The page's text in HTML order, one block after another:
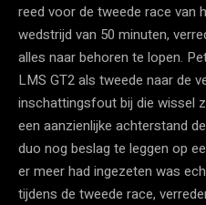
reed voor de tweede race van
wedstrijd van 50 minuten,
alles naar behoren te lopen.
LMS GT2 als tweede naar de
inschattingsfout bij die wissel
een aanzienlijke achterstand
duo nog beslag te leggen op
er meer had ingezeten was
tijdens de tweede race,